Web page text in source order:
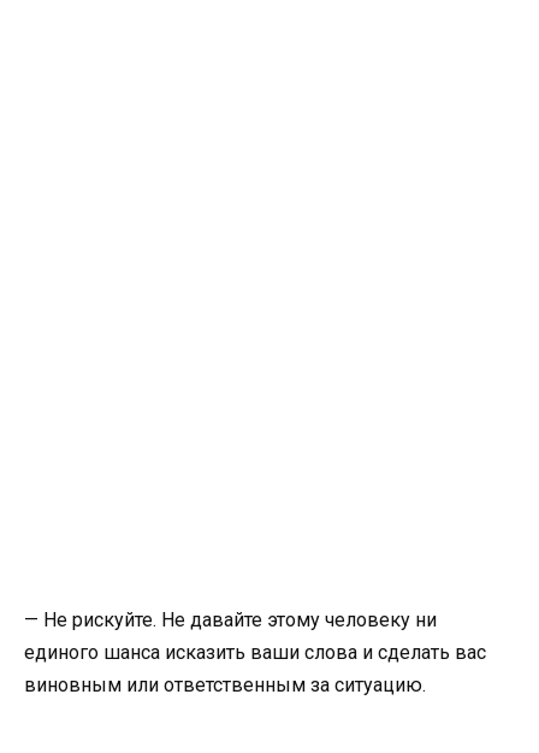
— Не рискуйте. Не давайте этому человеку ни
единого шанса исказить ваши слова и сделать вас
виновным или ответственным за ситуацию.